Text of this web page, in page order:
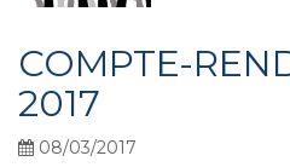
COMPTE-
2017
08/03/2017